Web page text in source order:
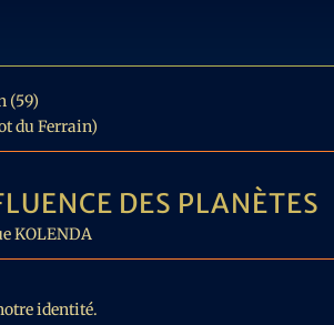
(59)
du Ferrain)
DES PLANÈTES
KOLENDA
identité.